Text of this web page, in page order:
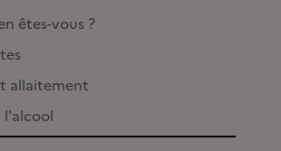
êtes-vous ?
allaitement
l'alcool